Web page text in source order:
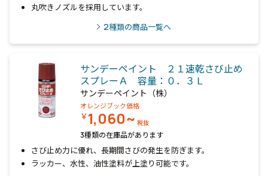
丸吹きノズルを採用しています。
2種類の商品一覧へ
サンデーペイント ２１速乾さび止め
スプレーＡ 容量：０．３Ｌ
サンデーペイント（株）
オレンジブック価格
￥1,060~ 税抜
3種類の在庫品があります
さび止め力に優れ、長期間さびの発生を防ぎます。
ラッカー、水性、油性塗料が上塗り可能です。